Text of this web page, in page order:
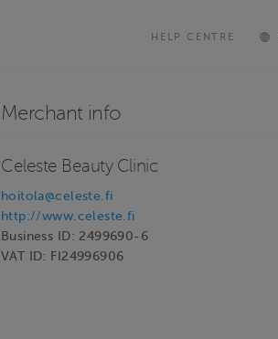
HELP CENTRE
Merchant info
Celeste Beauty Clinic
hoitola@celeste.fi
http://www.celeste.fi
Business ID: 2499690-6
VAT ID: FI24996906